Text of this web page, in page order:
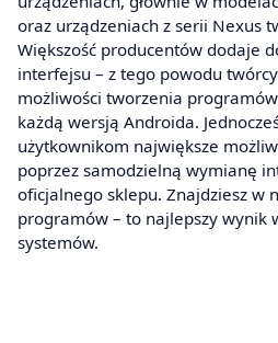
oraz urządzeniach z serii Nexus
Większość producentów dodaje
interfejsu – z tego powodu
możliwości tworzenia
każdą wersją Androida.
użytkownikom największe
poprzez samodzielną wymianę
oficjalnego sklepu. Znajdziesz w
programów – to najlepszy wynik
systemów.